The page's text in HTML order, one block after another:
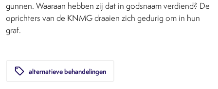
gunnen. Waaraan hebben zij dat in godsnaam verdiend? De
oprichters van de KNMG draaien zich gedurig om in hun
graf.
local_offer alternatieve behandelingen